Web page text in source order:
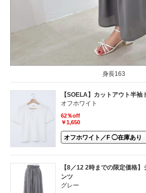
身長163
【SOELA】カットアウト半袖
オフホワイト
62％off
￥1,650
【8／12 2時までの限定価格
ンツ
グレー